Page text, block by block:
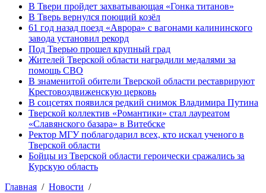
В Твери пройдет захватывающая «Гонка титанов»
В Тверь вернулся поющий козёл
61 год назад поезд «Аврора» с вагонами калининского
завода установил рекорд
Под Тверью прошел крупный град
Жителей Тверской области наградили медалями за
помощь СВО
В знаменитой обители Тверской области реставрируют
Крестовоздвиженскую церковь
В соцсетях появился редкий снимок Владимира Путина
Тверской коллектив «Романтики» стал лауреатом
«Славянского базара» в Витебске
Ректор МГУ поблагодарил всех, кто искал ученого в
Тверской области
Бойцы из Тверской области героически сражались за
Курскую область
Главная
Новости